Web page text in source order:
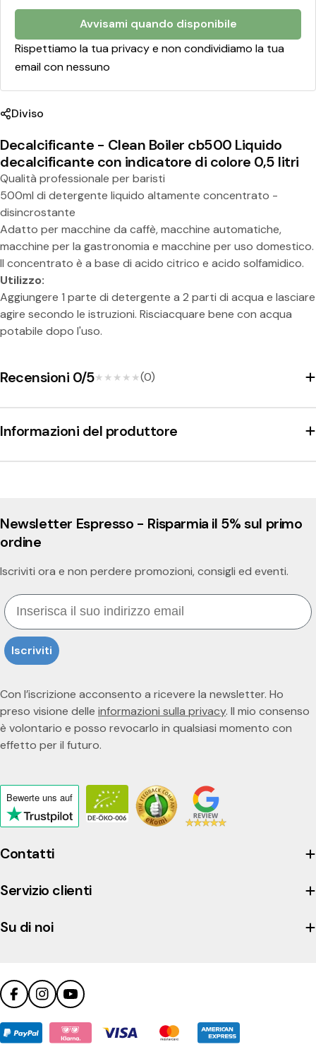
Avvisami quando disponibile
Rispettiamo la tua privacy e non condividiamo la tua
email con nessuno
Diviso
Condividi questo prodotto
Diviso:
Decalcificante - Clean Boiler cb500 Liquido
decalcificante con indicatore di colore 0,5 litri
Qualità professionale per baristi
500ml di detergente liquido altamente concentrato -
disincrostante
Adatto per macchine da caffè, macchine automatiche,
macchine per la gastronomia e macchine per uso domestico.
Il concentrato è a base di acido citrico e acido solfamidico.
Utilizzo:
Aggiungere 1 parte di detergente a 2 parti di acqua e lasciare
agire secondo le istruzioni. Risciacquare bene con acqua
potabile dopo l'uso.
Recensioni 0/5★★★★★
★★★★★(0)
Informazioni del produttore
Contatti
Servizio clienti
Su di noi
Newsletter Espresso - Risparmia il 5% sul primo
ordine
Iscriviti ora e non perdere promozioni, consigli ed eventi.
Email
Iscriviti
Con l’iscrizione acconsento a ricevere la newsletter. Ho
preso visione delle informazioni sulla privacy. Il mio consenso
è volontario e posso revocarlo in qualsiasi momento con
effetto per il futuro.
Bewerte uns auf
Click
to
view
company's
profile
FacebookInstagramYouTube
Metodi